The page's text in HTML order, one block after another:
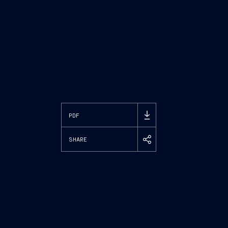
PDF
SHARE